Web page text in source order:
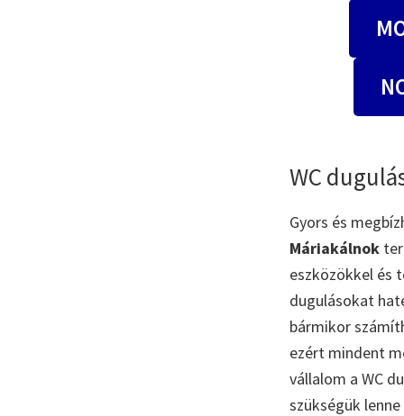
WC
Gyors és
Máriakálnok
eszközökkel és
dugulásokat
bármikor
ezért mindent
vállalom a WC
szükségük